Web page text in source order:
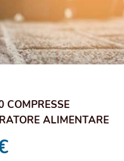
COMPRESSE
ALIMENTARE